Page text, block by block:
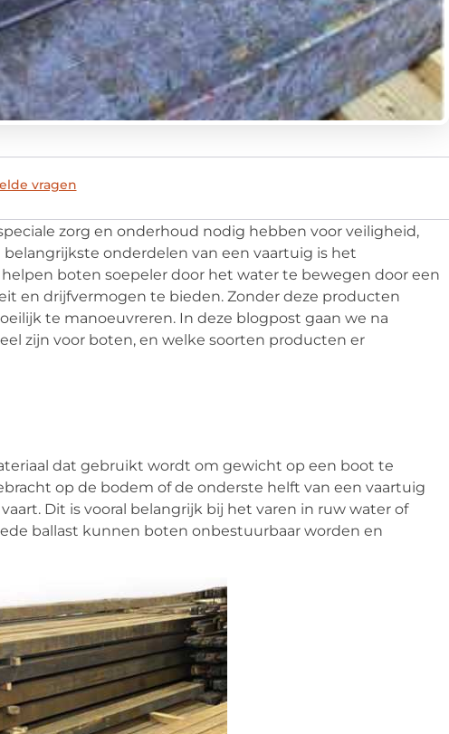
vragen
zorg en onderhoud nodig hebben voor veiligheid,
onderdelen van een vaartuig is het
boten soepeler door het water te bewegen door een
en drijfvermogen te bieden. Zonder deze producten
te manoeuvreren. In deze blogpost gaan we na
zijn voor boten, en welke soorten producten er
dat gebruikt wordt om gewicht op een boot te
op de bodem of de onderste helft van een vaartuig
Dit is vooral belangrijk bij het varen in ruw water of
ballast kunnen boten onbestuurbaar worden en